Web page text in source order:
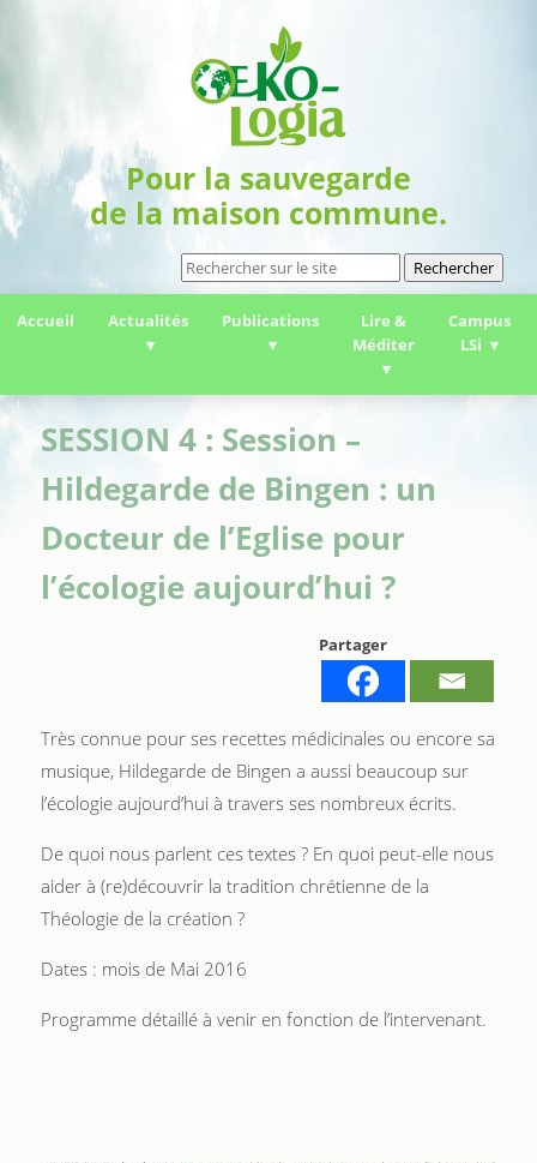
Pour la sauvegarde
de la maison commune.
Rechercher
Accueil Actualités Publications
Lire &
Méditer
Campus
LSi
SESSION 4 : Session –
Hildegarde de Bingen : un
Docteur de l’Eglise pour
l’écologie aujourd’hui ?
Partager
Très connue pour ses recettes médicinales ou encore sa
musique, Hildegarde de Bingen a aussi beaucoup sur
l’écologie aujourd’hui à travers ses nombreux écrits.
De quoi nous parlent ces textes ? En quoi peut-elle nous
aider à (re)découvrir la tradition chrétienne de la
Théologie de la création ?
Dates : mois de Mai 2016
Programme détaillé à venir en fonction de l’intervenant.